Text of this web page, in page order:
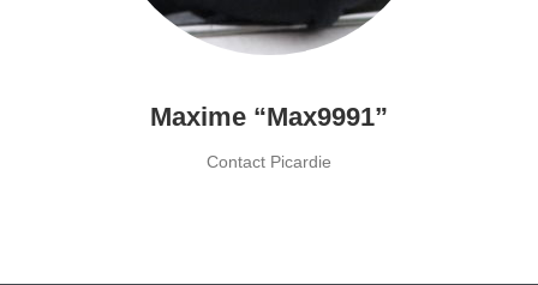
Maxime “Max9991”
Contact Picardie